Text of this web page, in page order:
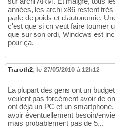
années, les archi x86 restent
parle de poids et d'autonomie.
c'est que si on veut faire tourner
que sur son ordi, Windows est
pour ça.
Traroth2, le 27/05/2010 à 12h12
La plupart des gens ont un
veulent pas forcément avoir de
ont déjà un PC et un
avoir éventuellement besoin/
mais probablement pas de 5...